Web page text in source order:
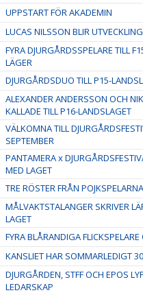
UPPSTART FÖR AKADEMIN
LUCAS NILSSON BLIR
FYRA DJURGÅRDSSPELARE TILL
LÄGER
DJURGÅRDSDUO TILL P15-
ALEXANDER ANDERSSON OCH
KALLADE TILL P16-LANDSLAGET
VÄLKOMNA TILL
SEPTEMBER
PANTAMERA x
MED LAGET
TRE RÖSTER FRÅN
MÅLVAKTSTALANGER SKRIVER
LAGET
FYRA BLÅRANDIGA
KANSLIET HAR SOMMARLEDIGT
DJURGÅRDEN, STFF OCH EPOS
LEDARSKAP